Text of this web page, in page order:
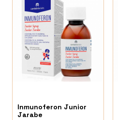
Inmunoferon Junior
Jarabe